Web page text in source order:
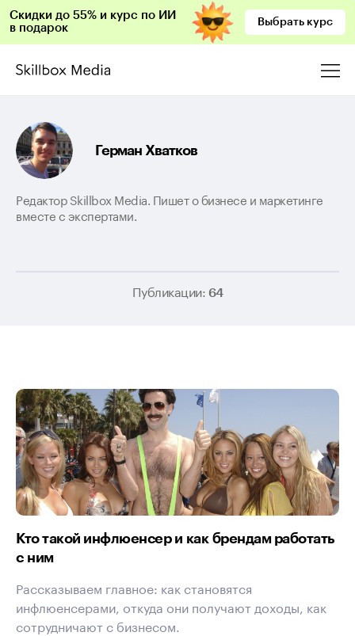
Скидки до 55% и курс по ИИ
в подарок
Выбрать курс
Герман Хватков
Редактор Skillbox Media. Пишет о бизнесе и маркетинге
вместе с экспертами.
Публикации: 64
Кто такой инфлюенсер и как брендам работать
с ним
Рассказываем главное: как становятся
инфлюенсерами, откуда они получают доходы, как
сотрудничают с бизнесом.